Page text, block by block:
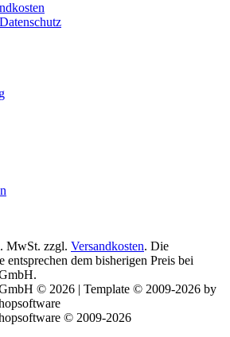
MwSt. zzgl. Versandkosten. Die
entsprechen dem bisherigen Preis bei
© 2026 | Template © 2009-2026 by
© 2009-2026